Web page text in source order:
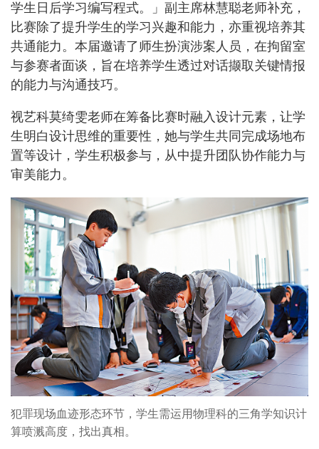
学生日后学习编写程式。」副主席林慧聪老师补充，
比赛除了提升学生的学习兴趣和能力，亦重视培养其
共通能力。本届邀请了师生扮演涉案人员，在拘留室
与参赛者面谈，旨在培养学生透过对话撷取关键情报
的能力与沟通技巧。
视艺科莫绮雯老师在筹备比赛时融入设计元素，让学
生明白设计思维的重要性，她与学生共同完成场地布
置等设计，学生积极参与，从中提升团队协作能力与
审美能力。
犯罪现场血迹形态环节，学生需运用物理科的三角学知识计
算喷溅高度，找出真相。